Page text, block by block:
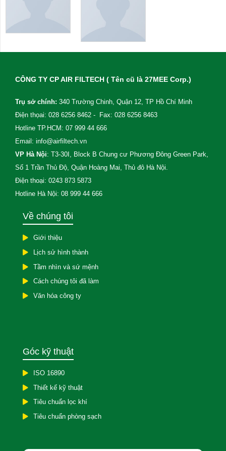
CÔNG TY CP AIR FILTECH ( Tên cũ là 27MEE Corp.)
Trụ sở chính: 340 Trường Chinh, Quận 12, TP Hồ Chí Minh
Điện thọai: 028 6256 8462 - Fax: 028 6256 8463
Hotline TP.HCM: 07 999 44 666
Email: info@airfiltech.vn
VP Hà Nội: T3-30I, Block B Chung cư Phương Đông Green Park,
Số 1 Trần Thủ Độ, Quận Hoàng Mai, Thủ đô Hà Nội.
Điện thoại: 0243 873 5873
Hotline Hà Nội: 08 999 44 666
Về chúng tôi
Giới thiệu
Lịch sử hình thành
Tầm nhìn và sứ mệnh
Cách chúng tôi đã làm
Văn hóa công ty
Góc kỹ thuật
ISO 16890
Thiết kế kỹ thuật
Tiêu chuẩn lọc khí
Tiêu chuẩn phòng sạch